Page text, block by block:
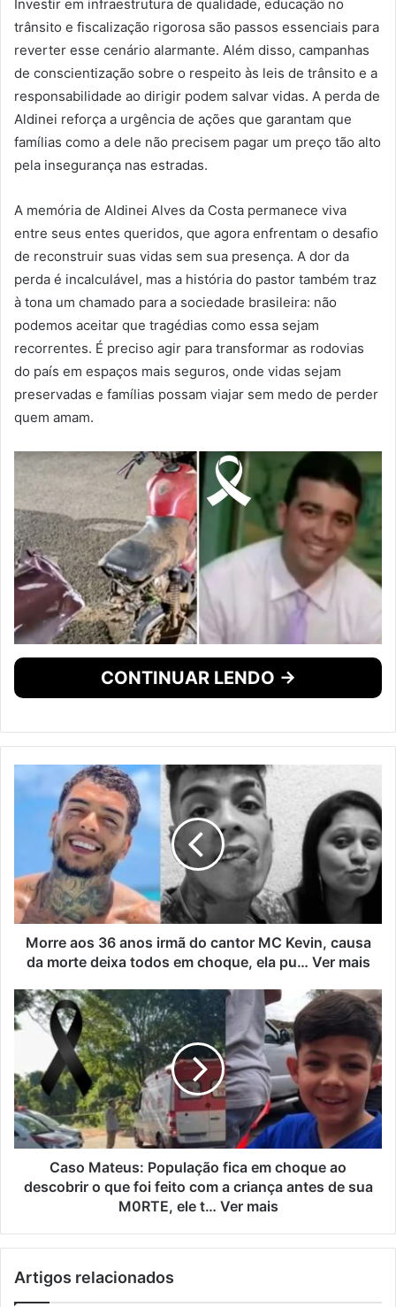
Investir em infraestrutura de qualidade, educação no
trânsito e fiscalização rigorosa são passos essenciais para
reverter esse cenário alarmante. Além disso, campanhas
de conscientização sobre o respeito às leis de trânsito e a
responsabilidade ao dirigir podem salvar vidas. A perda de
Aldinei reforça a urgência de ações que garantam que
famílias como a dele não precisem pagar um preço tão alto
pela insegurança nas estradas.
A memória de Aldinei Alves da Costa permanece viva
entre seus entes queridos, que agora enfrentam o desafio
de reconstruir suas vidas sem sua presença. A dor da
perda é incalculável, mas a história do pastor também traz
à tona um chamado para a sociedade brasileira: não
podemos aceitar que tragédias como essa sejam
recorrentes. É preciso agir para transformar as rodovias
do país em espaços mais seguros, onde vidas sejam
preservadas e famílias possam viajar sem medo de perder
quem amam.
CONTINUAR LENDO →
Morre aos 36 anos irmã do cantor MC Kevin, causa
da morte deixa todos em choque, ela pu… Ver mais
Caso Mateus: População fica em choque ao
descobrir o que foi feito com a criança antes de sua
M0RTE, ele t… Ver mais
Artigos relacionados